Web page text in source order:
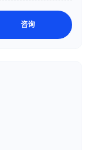
咨询